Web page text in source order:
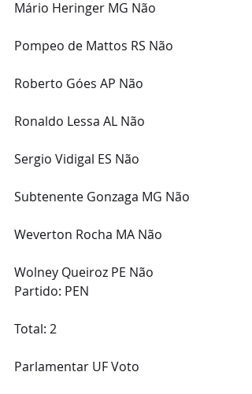
Mário Heringer MG Não
Pompeo de Mattos RS Não
Roberto Góes AP Não
Ronaldo Lessa AL Não
Sergio Vidigal ES Não
Subtenente Gonzaga MG Não
Weverton Rocha MA Não
Wolney Queiroz PE Não
Partido: PEN
Total: 2
Parlamentar UF Voto